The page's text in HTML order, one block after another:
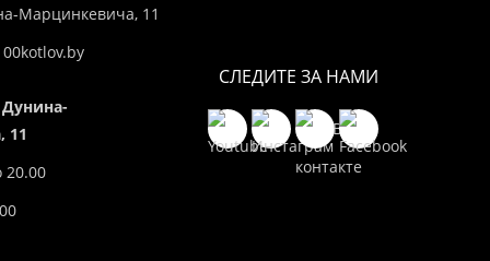
Марцинкевича, 11
11
20.00
СЛЕДИТЕ ЗА НАМИ